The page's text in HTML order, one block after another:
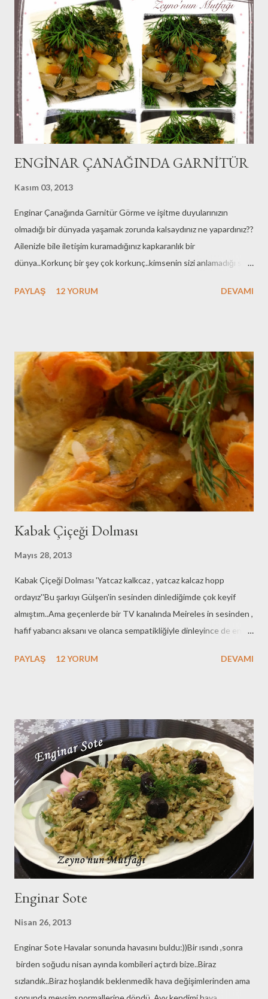
ENGİNAR ÇANAĞINDA GARNİTÜR
Kasım 03, 2013
Enginar Çanağında Garnitür Görme ve işitme duyularınızın
olmadığı bir dünyada yaşamak zorunda kalsaydınız ne yapardınız??
Ailenizle bile iletişim kuramadığınız kapkaranlık bir
dünya..Korkunç bir şey çok korkunç..kimsenin sizi anlamadığı sizin
dolu bir dünyada yaşamak zorunda kalan pek çok kardeşimiz
Bingöl'ün muhteşem oyunculuğu da eklenince gözyaşları sel olup
akıyor izlerken.Mutlaka izleyin bu güzel filmi diyor ve Benim
Dünyam'dan çıkıp Zeyno'nun Mutfağına geçiyorum hızla:)Ama
öncesin de merhabalarımı ve sevgilerimi yolluyorum hepinize
İzmir'den:) Enginar yemeğini ne çok sevdiğimi anlatmıştım çok
önceki yazılarım da..Ama o zamanlar Sevdiceğim enginarı ağzına
sürmezdi.Ben bu enginar çanağında garn...
PAYLAŞ 12 YORUM DEVAMI
Kabak Çiçeği Dolması
Mayıs 28, 2013
Kabak Çiçeği Dolması 'Yatcaz kalkcaz , yatcaz kalcaz hopp
ordayız''Bu şarkıyı Gülşen'in sesinden dinlediğimde çok keyif
almıştım..Ama geçenlerde bir TV kanalında Meireles in sesinden ,
hafif yabancı aksanı ve olanca sempatikliğiyle dinleyince de en az
geçemeyeceğim..Ankara'nın Bağları'nı büklüm büklüm yollarını
dönemlerde İngilizce şarkıları söyleme çabalarımız geldi hemen
aklıma:) Gülşen'in bu şarkısı bana yazı çağrıştırıyor..''Karpuz
kapuğu denize düştü'düştü de ne oldu sanki denize parmağımızı
bile sokamadık henüz..Haziran sonuna kadar da denizle
kucaklaşamayacağız gibi görünüyor buradan:((Haziran ayı içinde 2
mezuniyet töreni ve 3 sınav oturumu bizi beklerr:))aralara
serpiştirilmiş düğünler de var tabii:)sonrasında...
PAYLAŞ 12 YORUM DEVAMI
Enginar Sote
Nisan 26, 2013
Enginar Sote Havalar sonunda havasını buldu:))Bir ısındı ,sonra
birden soğudu nisan ayında kombileri açtırdı bize..Biraz
sızlandık..Biraz hoşlandık beklenmedik hava değişimlerinden ama